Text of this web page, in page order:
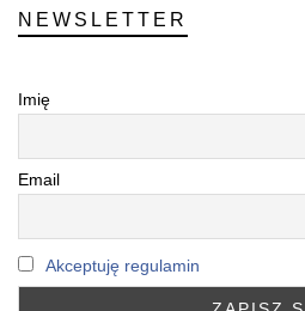
NEWSLETTER
Imię
Email
Akceptuję regulamin